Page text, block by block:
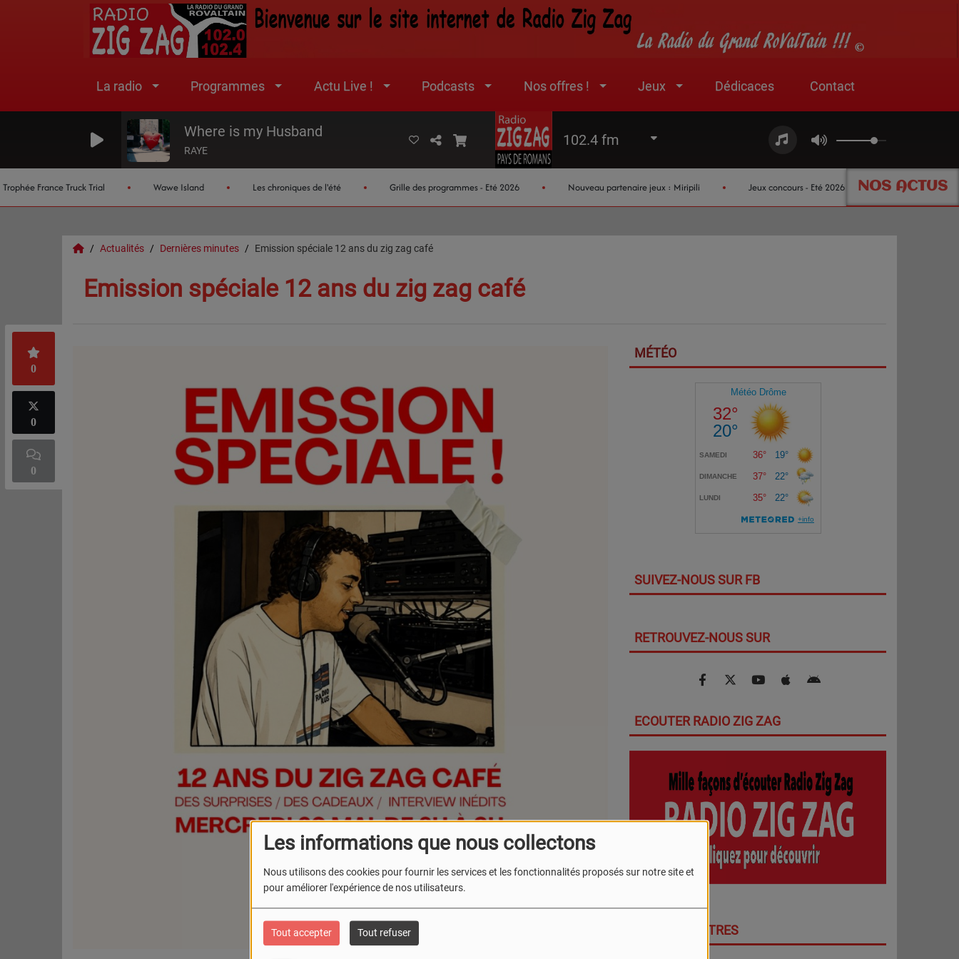
Les informations que nous collectons
Nous utilisons des cookies pour fournir les services et les fonctionnalités proposés sur notre site et
pour améliorer l'expérience de nos utilisateurs.
Tout accepter Tout refuser
La radio Programmes Actu Live ! Podcasts Nos offres ! Jeux Dédicaces Contact
Where is my Husband
RAYE
102.4 fm
NOS ACTUS
France Truck Trial Wawe Island Les chroniques de l'été Grille des programmes - Eté 2026 Nouveau partenaire jeux : Miripili Jeux concours - Eté 2026 ! Nouveau partenaire
Actualités Dernières minutes Emission spéciale 12 ans du zig zag café
Emission spéciale 12 ans du zig zag café
0
0
0
MÉTÉO
SUIVEZ-NOUS SUR FB
RETROUVEZ-NOUS SUR
ECOUTER RADIO ZIG ZAG
DERNIERS TITRES